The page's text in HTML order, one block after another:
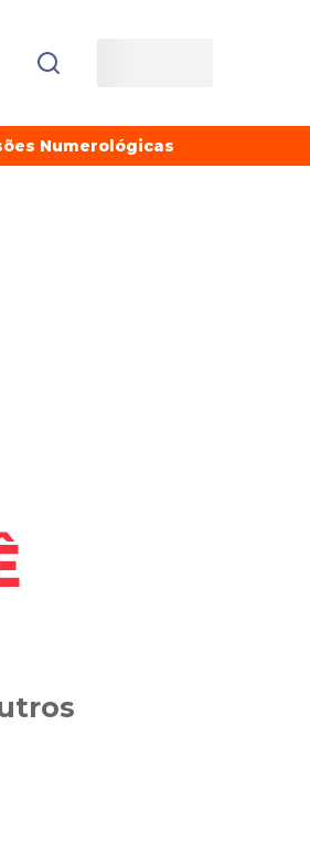
Numerológicas